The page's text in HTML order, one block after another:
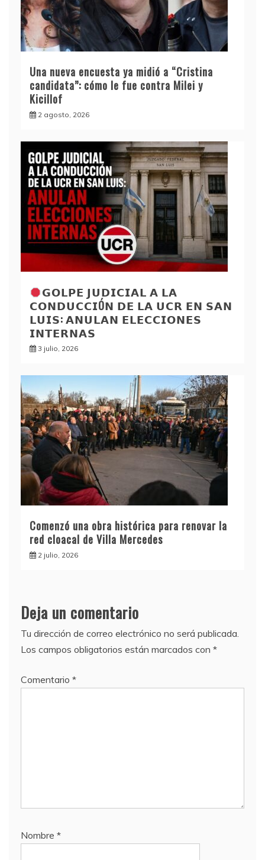
Una nueva encuesta ya midió a “Cristina
candidata”: cómo le fue contra Milei y
Kicillof
2 agosto, 2026
𝗚𝗢𝗟𝗣𝗘 𝗝𝗨𝗗𝗜𝗖𝗜𝗔𝗟 𝗔 𝗟𝗔
𝗖𝗢𝗡𝗗𝗨𝗖𝗖𝗜Ó𝗡 𝗗𝗘 𝗟𝗔 𝗨𝗖𝗥 𝗘𝗡 𝗦𝗔𝗡
𝗟𝗨𝗜𝗦: 𝗔𝗡𝗨𝗟𝗔𝗡 𝗘𝗟𝗘𝗖𝗖𝗜𝗢𝗡𝗘𝗦
𝗜𝗡𝗧𝗘𝗥𝗡𝗔𝗦
3 julio, 2026
Comenzó una obra histórica para renovar la
red cloacal de Villa Mercedes
2 julio, 2026
Deja un comentario
Tu dirección de correo electrónico no será publicada.
Los campos obligatorios están marcados con *
Comentario *
Nombre *